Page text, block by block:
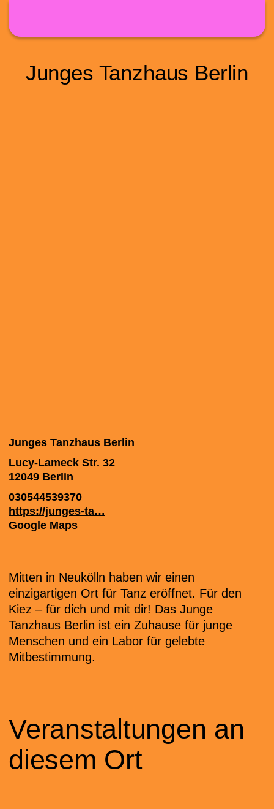
Junges Tanzhaus Berlin
Junges Tanzhaus Berlin
Lucy-Lameck Str. 32
12049 Berlin
030544539370
https://junges-ta…
Google Maps
Mitten in Neukölln haben wir einen
einzigartigen Ort für Tanz eröffnet. Für den
Kiez – für dich und mit dir! Das Junge
Tanzhaus Berlin ist ein Zuhause für junge
Menschen und ein Labor für gelebte
Mitbestimmung.
Veranstaltungen an
diesem Ort